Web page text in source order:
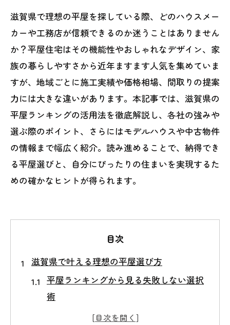
滋賀県で理想の平屋を探している際、どのハウスメー
カーや工務店が信頼できるのか迷うことはありません
か？平屋住宅はその機能性やおしゃれなデザイン、家
族の暮らしやすさから近年ますます人気を集めていま
すが、地域ごとに施工実績や価格相場、間取りの提案
力には大きな違いがあります。本記事では、滋賀県の
平屋ランキングの活用法を徹底解説し、各社の強みや
選ぶ際のポイント、さらにはモデルハウスや中古物件
の情報まで幅広く紹介。読み進めることで、納得でき
る平屋選びと、自分にぴったりの住まいを実現するた
めの確かなヒントが得られます。
目次
滋賀県で叶える理想の平屋選び方
平屋ランキングから見る失敗しない選択
術
家族構成に合う平屋の間取り選びの秘訣